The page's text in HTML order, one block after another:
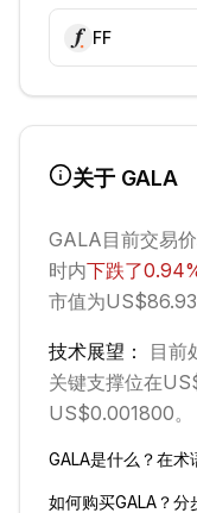
FF
关于 GALA
GALA目前交易
时内下跌了0.94
市值为
技术展望： 目前
关键支撑位在
US$0.001800。
GALA是什么？在术
如何购买GALA ？